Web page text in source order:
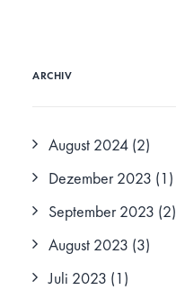
ARCHIV
August 2024 (2)
Dezember 2023 (1)
September 2023 (2)
August 2023 (3)
Juli 2023 (1)